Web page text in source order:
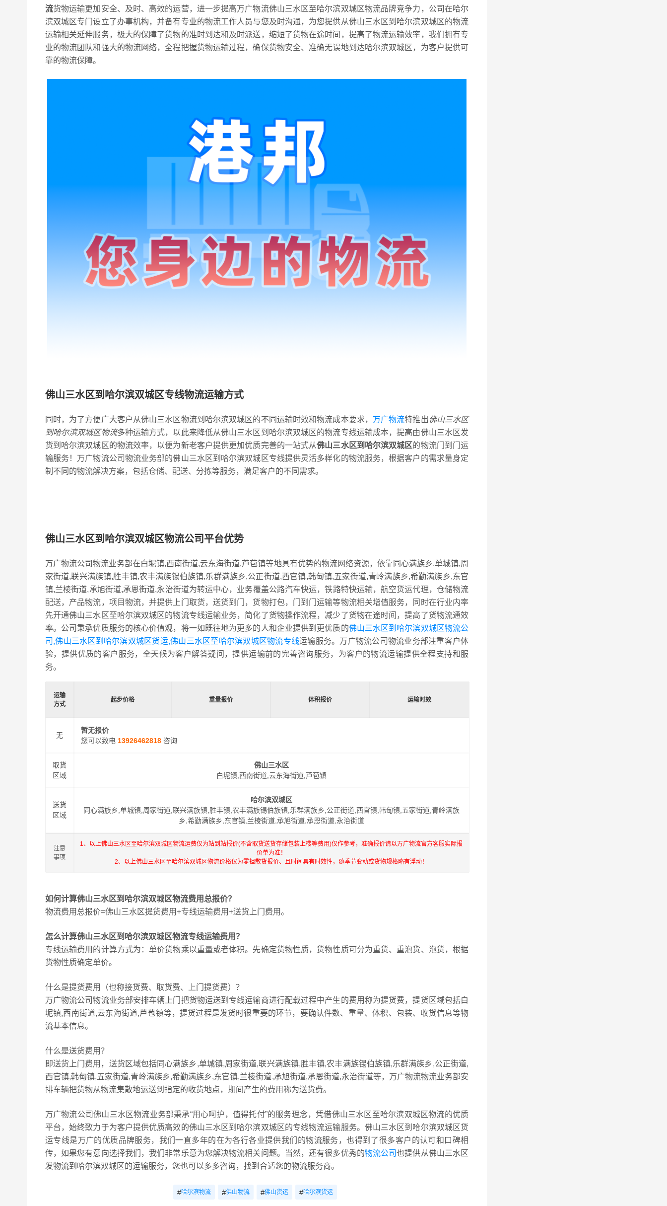
流货物运输更加安全、及时、高效的运营，进一步提高万广物流佛山三水区至哈尔滨双城区物流品牌竞争力，公司在哈尔
滨双城区专门设立了办事机构，并备有专业的物流工作人员与您及时沟通，为您提供从佛山三水区到哈尔滨双城区的物流
运输相关延伸服务，极大的保障了货物的准时到达和及时派送，缩短了货物在途时间，提高了物流运输效率，我们拥有专
业的物流团队和强大的物流网络，全程把握货物运输过程，确保货物安全、准确无误地到达哈尔滨双城区，为客户提供可
靠的物流保障。
佛山三水区到哈尔滨双城区专线物流运输方式
同时，为了方便广大客户从佛山三水区物流到哈尔滨双城区的不同运输时效和物流成本要求， 万广物流特推出佛山三水区
到哈尔滨双城区物流多种运输方式，以此来降低从佛山三水区到哈尔滨双城区的物流专线运输成本，提高由佛山三水区发
货到哈尔滨双城区的物流效率，以便为新老客户提供更加优质完善的一站式从佛山三水区到哈尔滨双城区的物流门到门运
输服务！万广物流公司物流业务部的佛山三水区到哈尔滨双城区专线提供灵活多样化的物流服务，根据客户的需求量身定
制不同的物流解决方案，包括仓储、配送、分拣等服务，满足客户的不同需求。
佛山三水区到哈尔滨双城区物流公司平台优势
万广物流公司物流业务部在白坭镇,西南街道,云东海街道,芦苞镇等地具有优势的物流网络资源，依靠同心满族乡,单城镇,周
家街道,联兴满族镇,胜丰镇,农丰满族锡伯族镇,乐群满族乡,公正街道,西官镇,韩甸镇,五家街道,青岭满族乡,希勤满族乡,东官
镇,兰棱街道,承旭街道,承恩街道,永治街道为转运中心，业务覆盖公路汽车快运，铁路特快运输，航空货运代理，仓储物流
配送，产品物流，项目物流，并提供上门取货，送货到门，货物打包，门到门运输等物流相关增值服务，同时在行业内率
先开通佛山三水区至哈尔滨双城区的物流专线运输业务，简化了货物操作流程，减少了货物在途时间，提高了货物流通效
率。公司秉承优质服务的核心价值观，将一如既往地为更多的人和企业提供到更优质的佛山三水区到哈尔滨双城区物流公
司,佛山三水区到哈尔滨双城区货运,佛山三水区至哈尔滨双城区物流专线运输服务。万广物流公司物流业务部注重客户体
验，提供优质的客户服务，全天候为客户解答疑问，提供运输前的完善咨询服务，为客户的物流运输提供全程支持和服
务。
运输
方式
起步价格 重量报价 体积报价 运输时效
无
暂无报价
您可以致电 13926462818咨询
取货
区域
佛山三水区
白坭镇,西南街道,云东海街道,芦苞镇
送货
区域
哈尔滨双城区
同心满族乡,单城镇,周家街道,联兴满族镇,胜丰镇,农丰满族锡伯族镇,乐群满族乡,公正街道,西官镇,韩甸镇,五家街道,青岭满族
乡,希勤满族乡,东官镇,兰棱街道,承旭街道,承恩街道,永治街道
注意
事项
1、以上佛山三水区至哈尔滨双城区物流运费仅为站到站报价(不含取货送货存储包装上楼等费用)仅作参考，准确报价请以万广物流官方客服实际报
价单为准！
2、以上佛山三水区至哈尔滨双城区物流价格仅为零担散货报价、且时间具有时效性，随季节变动或货物规格略有浮动！
如何计算佛山三水区到哈尔滨双城区物流费用总报价？
物流费用总报价=佛山三水区提货费用+专线运输费用+送货上门费用。
怎么计算佛山三水区到哈尔滨双城区物流专线运输费用？
专线运输费用的计算方式为：单价货物乘以重量或者体积。先确定货物性质，货物性质可分为重货、重泡货、泡货，根据
货物性质确定单价。
什么是提货费用（也称接货费、取货费、上门提货费）？
万广物流公司物流业务部安排车辆上门把货物运送到专线运输商进行配载过程中产生的费用称为提货费，提货区域包括白
坭镇,西南街道,云东海街道,芦苞镇等，提货过程是发货时很重要的环节，要确认件数、重量、体积、包装、收货信息等物
流基本信息。
什么是送货费用？
即送货上门费用，送货区域包括同心满族乡,单城镇,周家街道,联兴满族镇,胜丰镇,农丰满族锡伯族镇,乐群满族乡,公正街道,
西官镇,韩甸镇,五家街道,青岭满族乡,希勤满族乡,东官镇,兰棱街道,承旭街道,承恩街道,永治街道等，万广物流物流业务部安
排车辆把货物从物流集散地运送到指定的收货地点，期间产生的费用称为送货费。
万广物流公司佛山三水区物流业务部秉承“用心呵护，值得托付”的服务理念，凭借佛山三水区至哈尔滨双城区物流的优质
平台，始终致力于为客户提供优质高效的佛山三水区到哈尔滨双城区的专线物流运输服务。佛山三水区到哈尔滨双城区货
运专线是万广的优质品牌服务，我们一直多年的在为各行各业提供我们的物流服务，也得到了很多客户的认可和口碑相
传，如果您有意向选择我们，我们非常乐意为您解决物流相关问题。当然，还有很多优秀的物流公司也提供从佛山三水区
发物流到哈尔滨双城区的运输服务，您也可以多多咨询，找到合适您的物流服务商。
#哈尔滨物流 #佛山物流 #佛山货运 #哈尔滨货运